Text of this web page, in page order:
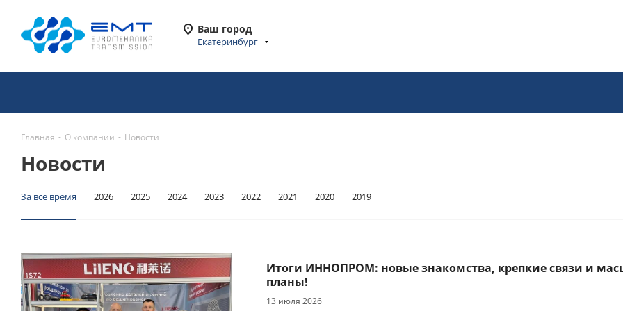
Ваш город
Екатеринбург
Главная - О компании - Новости
Новости
За все время 2026 2025 2024 2023 2022 2021 2020 2019
Итоги ИННОПРОМ: новые знакомства, крепкие связи и
планы!
13 июля 2026